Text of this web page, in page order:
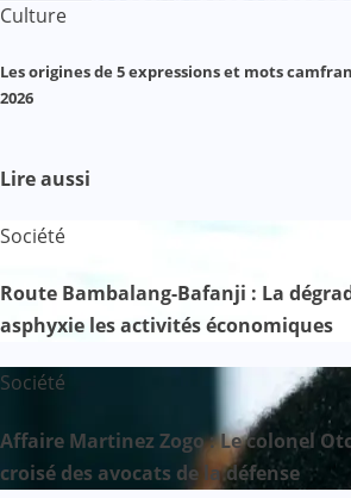
Culture
Les origines de 5 expressions et mots
2026
Lire aussi
Société
Route Bambalang-Bafanji : La
asphyxie les activités économiques
Société
Affaire Martinez Zogo : Le colonel
croisé des avocats de la défense